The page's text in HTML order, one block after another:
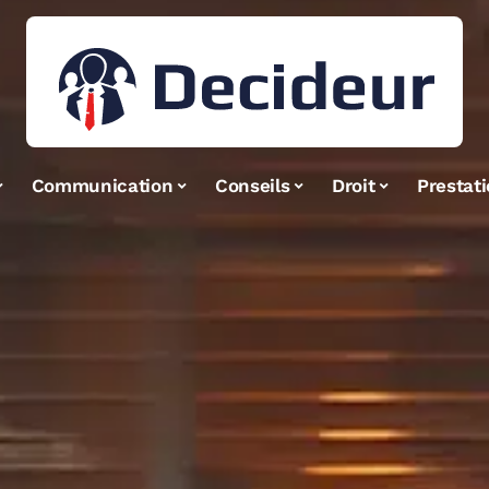
Communication Conseils Droit